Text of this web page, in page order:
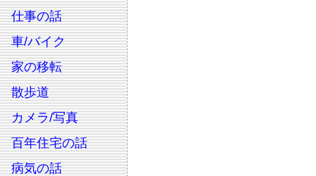
仕事の話
車/バイク
家の移転
散歩道
カメラ/写真
百年住宅の話
病気の話